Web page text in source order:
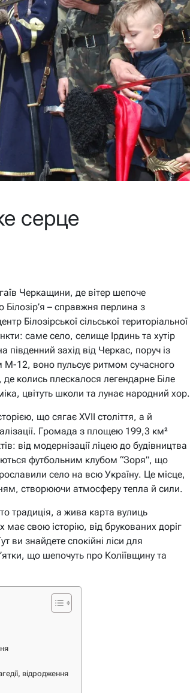
серце
Черкащини, де вітер шепоче
Білозір’я – справжня перлина з
Білозірської сільської територіальної
саме село, селище Ірдинь та хутір
південний захід від Черкас, поруч із
М-12, воно пульсує ритмом сучасного
колись плескалося легендарне Біле
цвітуть школи та лунає народний хор.
що сягає XVII століття, а й
Громада з площею 199,3 км²
від модернізації ліцею до будівництва
футбольним клубом “Зоря”, що
село на всю Україну. Це місце,
створюючи атмосферу тепла й сили.
традиція, а жива карта вулиць
свою історію, від брукованих доріг
ви знайдете спокійні ліси для
що шепочуть про Коліївщину та
відродження